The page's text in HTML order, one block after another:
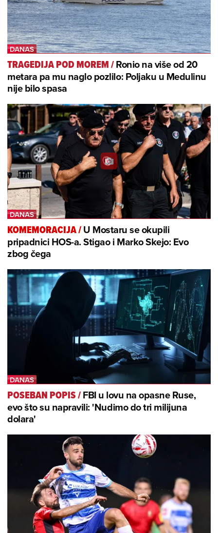
TRAGEDIJA POD MOREM/Ronio na više od 20
metara pa mu naglo pozlilo: Poljaku u Medulinu
nije bilo spasa
KOMEMORACIJA/U Mostaru se okupili
pripadnici HOS-a. Stigao i Marko Skejo: Evo
zbog čega
POSEBAN POPIS/FBI u lovu na opasne Ruse,
evo što su napravili: 'Nudimo do tri milijuna
dolara'